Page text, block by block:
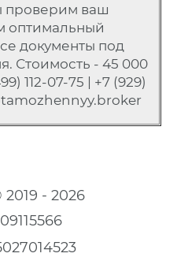
проверим ваш
оптимальный
документы под
Стоимость - 45 000
112-07-75 | +7 (929)
- 2026